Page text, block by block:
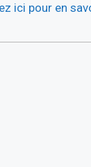
ici pour en